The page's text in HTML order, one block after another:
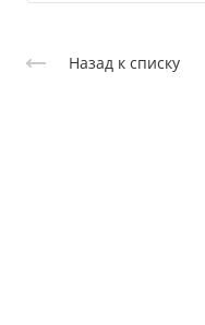
Назад к списку